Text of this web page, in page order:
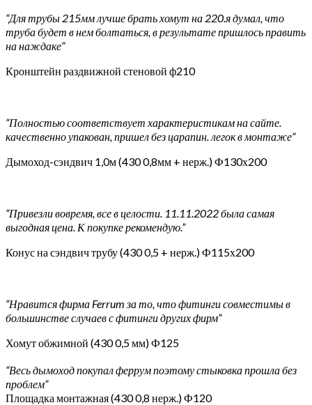
“Для трубы 215мм лучше брать хомут на 220.я думал, что
труба будет в нем болтаться, в результате пришлось править
на наждаке”
Кронштейн раздвижной стеновой ф210
“Полностью соответствует характеристикам на сайте.
качественно упакован, пришел без царапин. легок в монтаже”
Дымоход-сэндвич 1,0м (430 0,8мм + нерж.) Ф130х200
“Привезли вовремя, все в целости. 11.11.2022 была самая
выгодная цена. К покупке рекомендую.”
Конус на сэндвич трубу (430 0,5 + нерж.) Ф115х200
“Нравится фирма Ferrum за то, что фитинги совместимы в
большинстве случаев с фитинги других фирм”
Хомут обжимной (430 0,5 мм) Ф125
“Весь дымоход покупал феррум поэтому стыковка прошла без
проблем”
Площадка монтажная (430 0,8 нерж.) Ф120